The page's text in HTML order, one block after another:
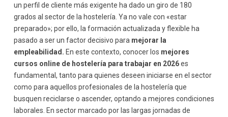
Cursos online de sala y atención al cliente
Camarero profesional
Jefe de sala y gestión de equipos
Cursos online de coctelería y bar
Coctelería profesional
Coctelería creativa y molecular
Barismo y técnicas de latte art
Cursos online de gestión y dirección hostelera
Dirección y gestión de restaurantes
un perfil de cliente más exigente ha dado un giro de 180
grados al sector de la hostelería. Ya no vale con «estar
preparado»; por ello, la formación actualizada y flexible ha
pasado a ser un factor decisivo para mejorar la
empleabilidad. En este contexto, conocer los mejores
cursos online de hostelería para trabajar en 2026es
fundamental, tanto para quienes deseen iniciarse en el sector
como para aquellos profesionales de la hostelería que
busquen reciclarse o ascender, optando a mejores condiciones
laborales. En sector marcado por las largas jornadas de